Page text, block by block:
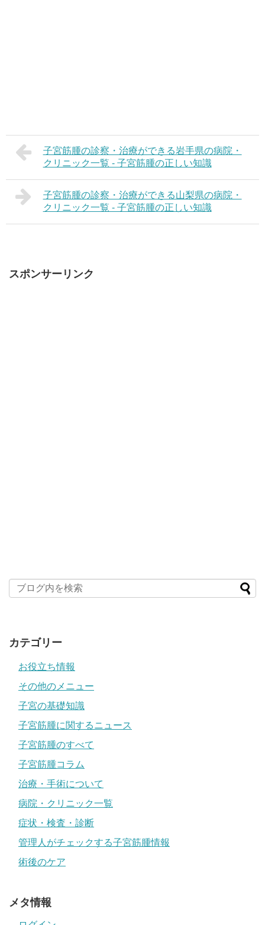
子宮筋腫の診察・治療ができる岩手県の病院・
クリニック一覧 - 子宮筋腫の正しい知識
子宮筋腫の診察・治療ができる山梨県の病院・
クリニック一覧 - 子宮筋腫の正しい知識
スポンサーリンク
カテゴリー
お役立ち情報
その他のメニュー
子宮の基礎知識
子宮筋腫に関するニュース
子宮筋腫のすべて
子宮筋腫コラム
治療・手術について
病院・クリニック一覧
症状・検査・診断
管理人がチェックする子宮筋腫情報
術後のケア
メタ情報